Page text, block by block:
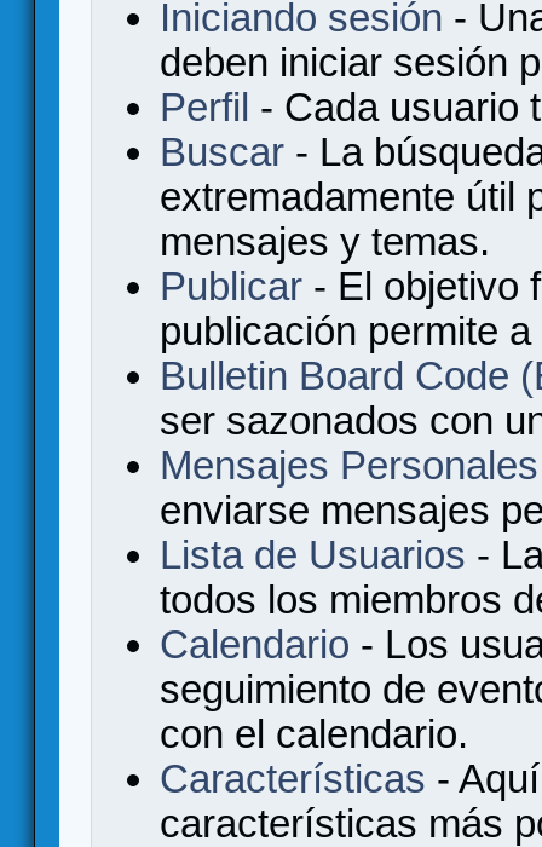
Iniciando sesión -
deben iniciar sesión
Perfil - Cada usuario
Buscar - La
extremadamente útil
mensajes y temas.
Publicar - El objetivo
publicación permite
Bulletin Board Code
ser sazonados con
Mensajes Personales
enviarse mensajes
Lista de Usuarios -
todos los miembros
Calendario - Los
seguimiento de
con el calendario.
Características -
características más